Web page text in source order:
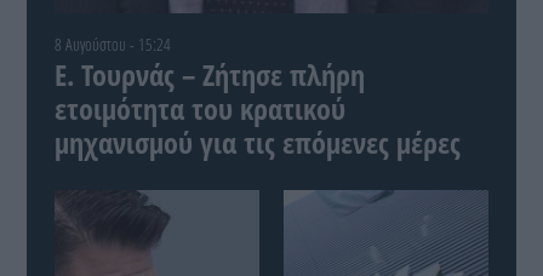
8 Αυγούστου - 15:24
Ε. Τουρνάς – Ζήτησε πλήρη
ετοιμότητα του κρατικού
μηχανισμού για τις επόμενες μέρες